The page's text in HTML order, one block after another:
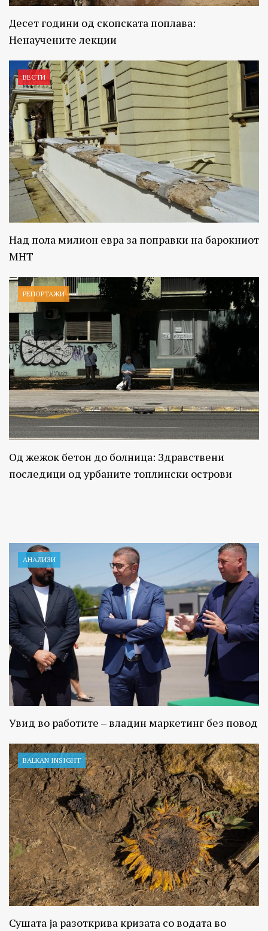
Десет години од скопската поплава:
Ненаучените лекции
ВЕСТИ
Над пола милион евра за поправки на барокниот
МНТ
РЕПОРТАЖИ
Од жежок бетон до болница: Здравствени
последици од урбаните топлински острови
АНАЛИЗИ
Увид во работите – владин маркетинг без повод
BALKAN INSIGHT
Сушата ја разоткрива кризата со водата во